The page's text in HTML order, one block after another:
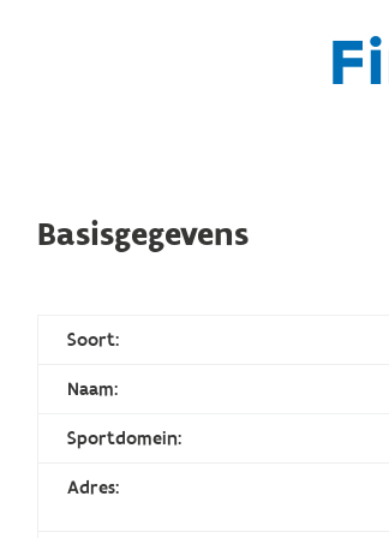
Basisgegevens
Soort:
Naam:
Sportdomein:
Adres: